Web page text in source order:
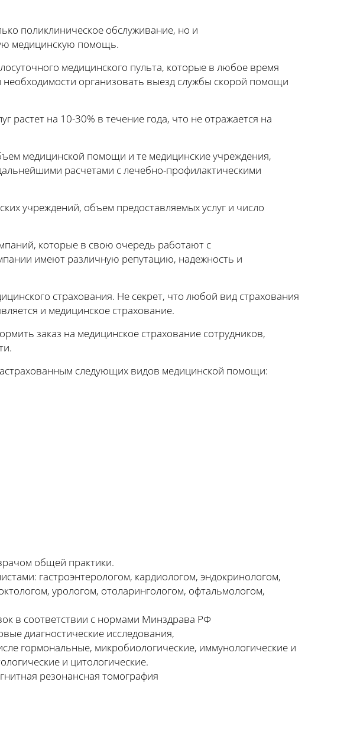
поликлиническое обслуживание, но и
медицинскую помощь.
медицинского пульта, которые в любое время
организовать выезд службы скорой помощи
растет на 10-30% в течение года, что не отражается на
медицинской помощи и те медицинские учреждения,
расчетами с лечебно-профилактическими
учреждений, объем предоставляемых услуг и число
которые в свою очередь работают с
имеют различную репутацию, надежность и
страхования. Не секрет, что любой вид страхования
и медицинское страхование.
заказ на медицинское страхование сотрудников,
следующих видов медицинской помощи:
общей практики.
гастроэнтерологом, кардиологом, эндокринологом,
урологом, отоларингологом, офтальмологом,
в соответствии с нормами Минздрава РФ
диагностические исследования,
гормональные, микробиологические, иммунологические и
и цитологические.
резонансная томография